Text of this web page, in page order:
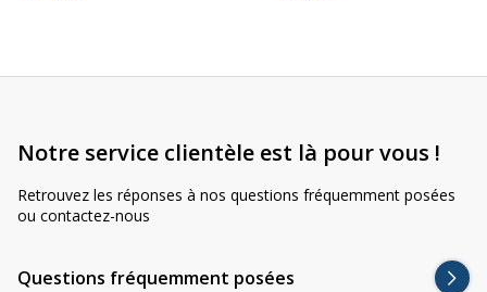
Notre service clientèle est là pour vous !
Retrouvez les réponses à nos questions fréquemment posées
ou contactez-nous
Questions fréquemment posées